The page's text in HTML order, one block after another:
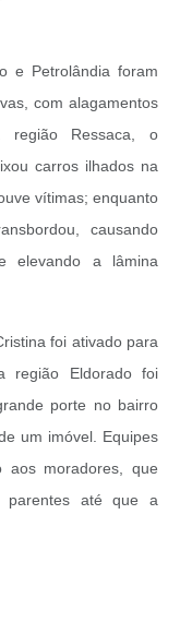
e Petrolândia foram
com alagamentos
região Ressaca, o
carros ilhados na
vítimas; enquanto
causando
elevando a lâmina
foi ativado para
região Eldorado foi
porte no bairro
um imóvel. Equipes
aos moradores, que
parentes até que a